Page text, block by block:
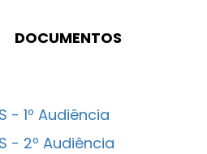
DOCUMENTOS
- 1º Audiência
- 2º Audiência